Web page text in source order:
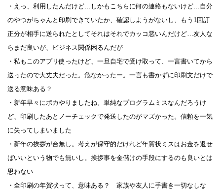
・えっ、利用したんだけど…しかもこちらに何の連絡もないけど…自分
のやつがちゃんと印刷できていたか、確認しようがないし、もう1回訂
正分が相手に送られたとしてそれはそれでカッコ悪いんだけど…友人な
らまだ良いが、ビジネス関係困るんだが
・私もこのアプリ使ったけど、一旦自宅で受け取って、一言書いてから
送ったので大丈夫だった。危なかったー。一言も書かずに印刷文だけで
送る意味ある？
・新年早々にポカやりましたね。単純なプログラムミスなんだろうけ
ど、印刷したあとノーチェックで発送したのがマズかった。信頼を一気
に失ってしまいました
・新年の挨拶が台無し。考えが保守的だけれど年賀状ミスはお金を返せ
ばいいという物でも無いし。挨拶事を金儲けの手段にするのも良いとは
思わない
・全印刷の年賀状って、意味ある？ 家族や友人に手書き一切なしな